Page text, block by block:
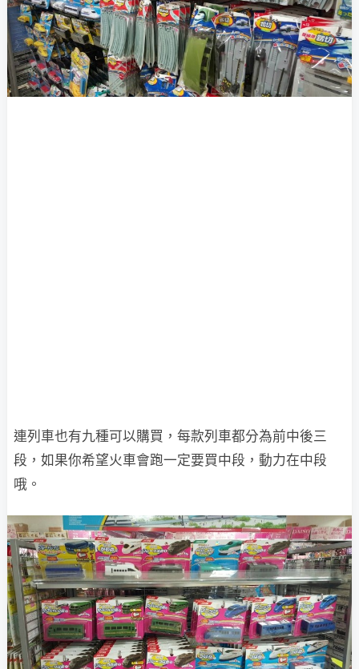
連列車也有九種可以購買，每款列車都分為前中後三
段，如果你希望火車會跑一定要買中段，動力在中段
哦。